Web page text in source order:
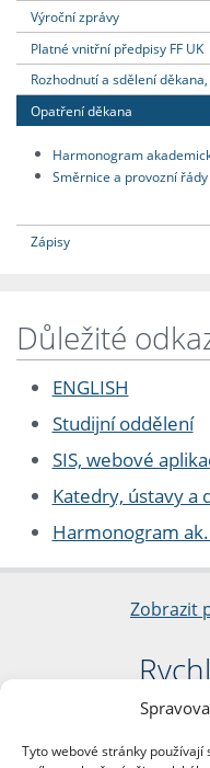
Tyto webové stránky
Výroční zprávy
Platné vnitřní předpisy FF UK
Rozhodnutí a sdělení
Opatření děkana
Harmonogram
Směrnice a provozní řády
Zápisy
Důležité
ENGLISH
Studijní oddělení
SIS, webové
Katedry, ústavy a
Harmonogram
Zobrazit
nám.